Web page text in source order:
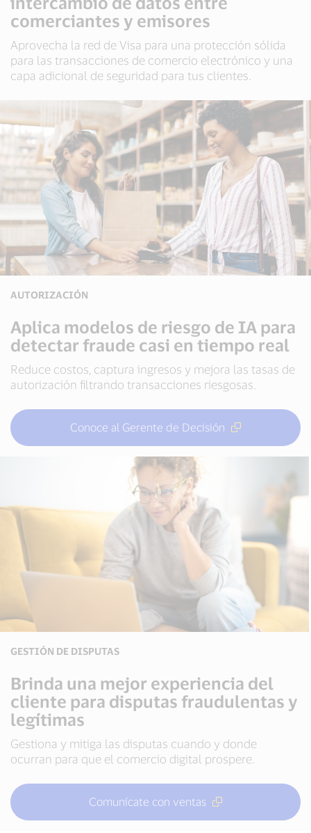
comerciantes y emisores
Aprovecha la red de Visa para una protección sólida
para las transacciones de comercio electrónico y una
capa adicional de seguridad para tus clientes.
AUTORIZACIÓN
Aplica modelos de riesgo de IA para
detectar fraude casi en tiempo real
Reduce costos, captura ingresos y mejora las tasas de
autorización filtrando transacciones riesgosas.
Conoce al Gerente de Decisión
GESTIÓN DE DISPUTAS
Brinda una mejor experiencia del
cliente para disputas fraudulentas y
legítimas
Gestiona y mitiga las disputas cuando y donde
ocurran para que el comercio digital prospere.
Comunícate con ventas